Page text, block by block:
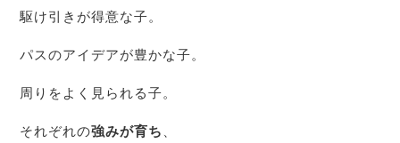
駆け引きが得意な子。
パスのアイデアが豊かな子。
周りをよく見られる子。
それぞれの強みが育ち